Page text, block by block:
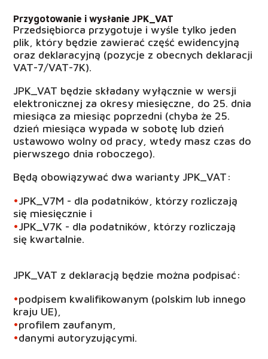
Przygotowanie i wysłanie JPK_VAT
Przedsiębiorca przygotuje i wyśle tylko jeden
plik, który będzie zawierać część ewidencyjną
oraz deklaracyjną (pozycje z obecnych deklaracji
VAT-7/VAT-7K).
JPK_VAT będzie składany wyłącznie w wersji
elektronicznej za okresy miesięczne, do 25. dnia
miesiąca za miesiąc poprzedni (chyba że 25.
dzień miesiąca wypada w sobotę lub dzień
ustawowo wolny od pracy, wtedy masz czas do
pierwszego dnia roboczego).
Będą obowiązywać dwa warianty JPK_VAT:
JPK_V7M - dla podatników, którzy rozliczają
się miesięcznie i
JPK_V7K - dla podatników, którzy rozliczają
się kwartalnie.
JPK_VAT z deklaracją będzie można podpisać:
podpisem kwalifikowanym (polskim lub innego
kraju UE),
profilem zaufanym,
danymi autoryzującymi.